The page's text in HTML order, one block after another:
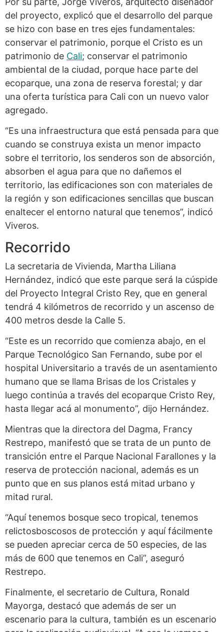
del proyecto, explicó que el desarrollo del parque
se hizo con base en tres ejes fundamentales:
conservar el patrimonio, porque el Cristo es un
patrimonio de Cali; conservar el patrimonio
ambiental de la ciudad, porque hace parte del
ecoparque, una zona de reserva forestal; y dar
una oferta turística para Cali con un nuevo valor
agregado.
“Es una infraestructura que está pensada para que
cuando se construya exista un menor impacto
sobre el territorio, los senderos son de absorción,
absorben el agua para que no dañemos el
territorio, las edificaciones son con materiales de
la región y son edificaciones sencillas que buscan
enaltecer el entorno natural que tenemos”, indicó
Viveros.
Recorrido
La secretaria de Vivienda, Martha Liliana
Hernández, indicó que este parque será la cúspide
del Proyecto Integral Cristo Rey, que en general
tendrá 4 kilómetros de recorrido y un ascenso de
400 metros desde la Calle 5.
“Este es un recorrido que comienza abajo, en el
Parque Tecnológico San Fernando, sube por el
hospital Universitario a través de un asentamiento
humano que se llama Brisas de los Cristales y
luego continúa a través del ecoparque Cristo Rey,
hasta llegar acá al monumento”, dijo Hernández.
Mientras que la directora del Dagma, Francy
Restrepo, manifestó que se trata de un punto de
transición entre el Parque Nacional Farallones y la
reserva de protección nacional, además es un
punto que en sus planos está mitad urbano y
mitad rural.
“Aquí tenemos bosque seco tropical, tenemos
relictosboscosos de protección y aquí fácilmente
se pueden apreciar cerca de 50 especies, de las
más de 600 que tenemos en Cali”, aseguró
Restrepo.
Finalmente, el secretario de Cultura, Ronald
Mayorga, destacó que además de ser un
escenario para la cultura, también es un escenario